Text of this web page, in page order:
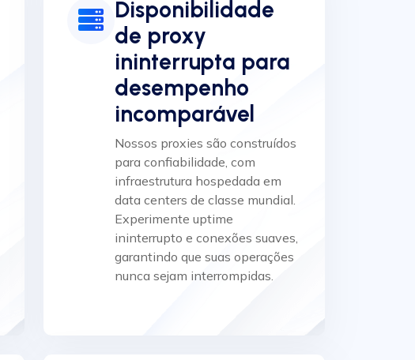
Disponibilidade
de proxy
ininterrupta para
desempenho
incomparável
Nossos proxies são construídos
para confiabilidade, com
infraestrutura hospedada em
data centers de classe mundial.
Experimente uptime
ininterrupto e conexões suaves,
garantindo que suas operações
nunca sejam interrompidas.